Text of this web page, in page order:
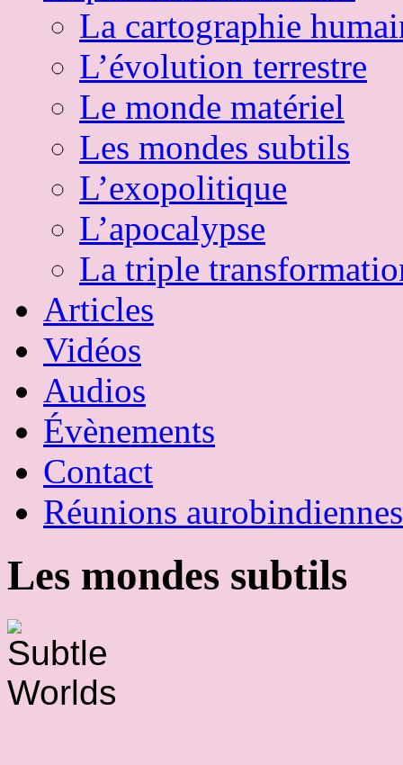
La cartographie
L’évolution terrestre
Le monde matériel
Les mondes subtils
L’exopolitique
L’apocalypse
La triple
Articles
Vidéos
Audios
Évènements
Contact
Réunions aurobindiennes
Les mondes subtils